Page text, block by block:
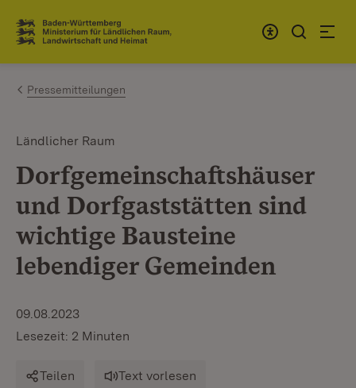
Zum Inhalt springen
Link zur Startseite
Pressemitteilungen
Ländlicher Raum
Dorfgemeinschaftshäuser
und Dorfgaststätten sind
wichtige Bausteine
lebendiger Gemeinden
09.08.2023
Lesezeit: 2 Minuten
Teilen Text vorlesen